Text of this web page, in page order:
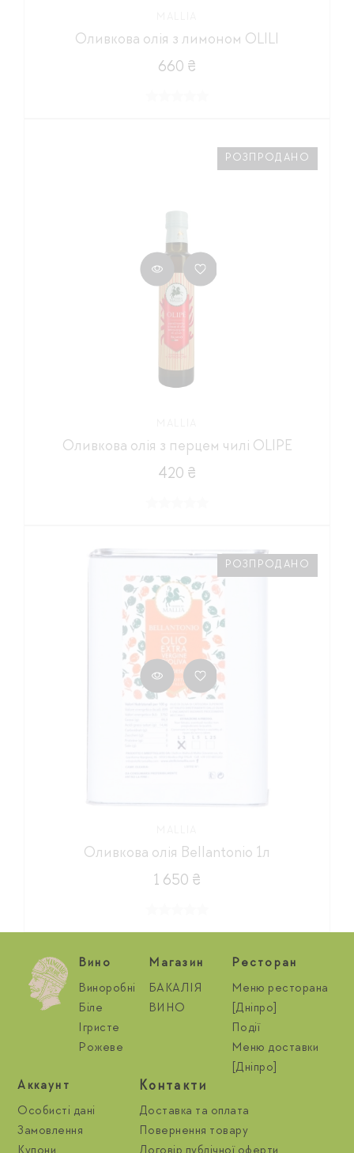
Оливкова олія з лимоном OLILI
660 ₴
Оливкова олія з перцем чилі OLIPE
420 ₴
РОЗПРОДАНО
Оливкова олія Bellantonio 1л
1 650 ₴
РОЗПРОДАНО
Вино
Виноробні
Біле
Ігристе
Рожеве
Магазин
БАКАЛІЯ
ВИНО
Ресторан
Меню ресторана
[Дніпро]
Події
Меню доставки
[Дніпро]
Aккаунт
Особисті дані
Замовлення
Контакти
Доставка та оплата
Повернення товару